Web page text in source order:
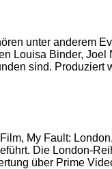
unter anderem
Louisa Binder,
sind. Produziert
My Fault:
Die London-
über Prime